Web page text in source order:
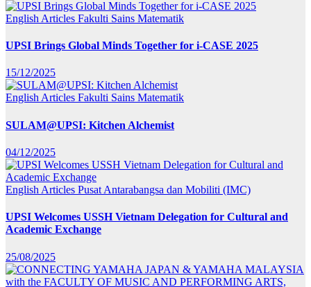
English Articles Fakulti Sains Matematik
UPSI Brings Global Minds Together for i-CASE 2025
15/12/2025
English Articles Fakulti Sains Matematik
SULAM@UPSI: Kitchen Alchemist
04/12/2025
English Articles Pusat Antarabangsa dan Mobiliti (IMC)
UPSI Welcomes USSH Vietnam Delegation for Cultural and
Academic Exchange
25/08/2025